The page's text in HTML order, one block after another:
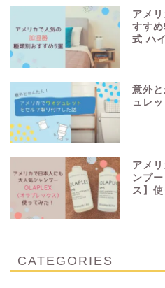
アメ
すす
式 ハ
意外
ュレ
アメ
ンプ
ス】
CATEGORIES